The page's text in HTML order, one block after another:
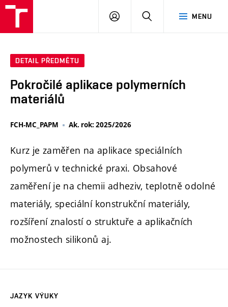
MENU
PŘIHLÁSIT
DETAIL PŘEDMĚTU
Pokročilé aplikace polymerních
materiálů
FCH-MC_PAPM Ak. rok: 2025/2026
Kurz je zaměřen na aplikace speciálních
polymerů v technické praxi. Obsahové
zaměření je na chemii adheziv, teplotně odolné
materiály, speciální konstrukční materiály,
rozšíření znalostí o struktuře a aplikačních
možnostech silikonů aj.
JAZYK VÝUKY